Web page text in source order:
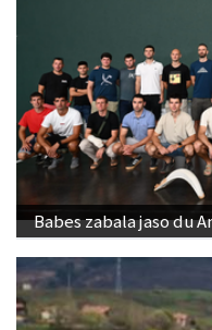
Babes zabala jaso du